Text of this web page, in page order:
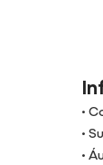
•
•
•